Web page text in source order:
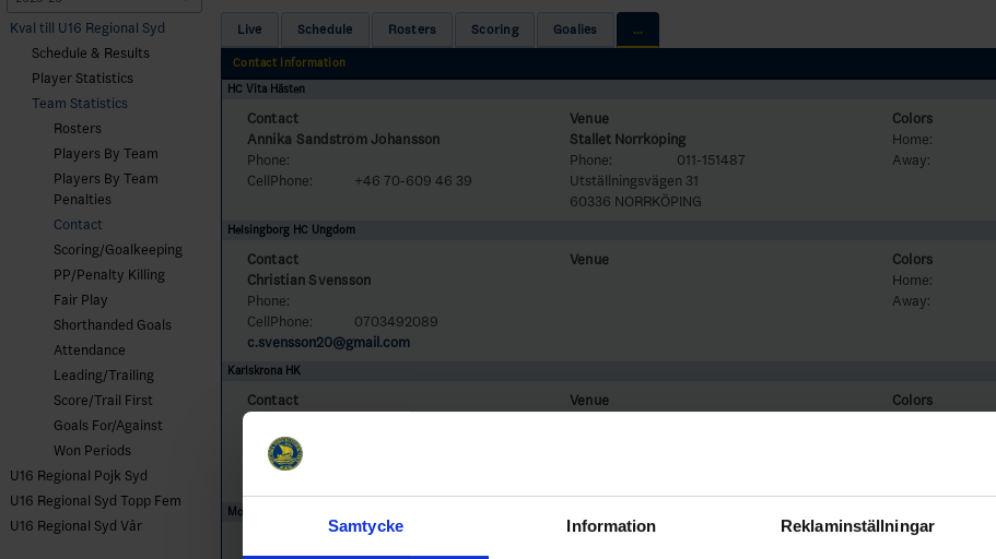
Samtycke Information Reklaminställningar
Kval till U16 Regional Syd
Schedule & Results
Player Statistics
Team Statistics
Rosters
Players By Team
Players By Team
Penalties
Contact
Scoring/Goalkeeping
PP/Penalty Killing
Fair Play
Shorthanded Goals
Attendance
Leading/Trailing
Score/Trail First
Goals For/Against
Won Periods
U16 Regional Pojk Syd
U16 Regional Syd Topp Fem
U16 Regional Syd Vår
Live Schedule Rosters Scoring Goalies ...
Contact Information
HC Vita Hästen
Contact
Annika Sandström Johansson
Phone:
CellPhone:
+46 70-609 46 39
Venue
Stallet Norrköping
Phone:
011-151487
Utställningsvägen 31
60336 NORRKÖPING
Colors
Home:
Away:
Helsingborg HC Ungdom
Contact
Christian Svensson
Phone:
CellPhone:
0703492089
c.svensson20@gmail.com
Venue
Colors
Home:
Away:
Karlskrona HK
Contact
Phone:
CellPhone:
Venue
Colors
Mörrums GoIS IK
Colors